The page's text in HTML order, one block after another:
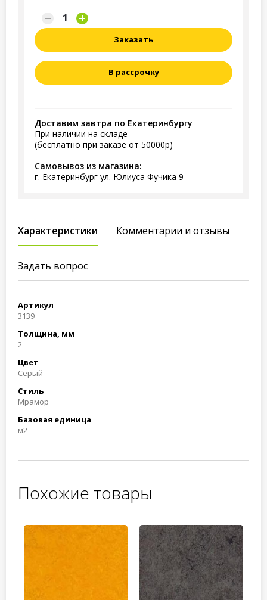
Заказать
В рассрочку
Доставим завтра по Екатеринбургу
При наличии на складе
(бесплатно при заказе от 50000р)
Самовывоз из магазина:
г. Екатеринбург ул. Юлиуса Фучика 9
Характеристики Комментарии и отзывы
Задать вопрос
Артикул
3139
Толщина, мм
2
Цвет
Серый
Стиль
Мрамор
Базовая единица
м2
Похожие товары